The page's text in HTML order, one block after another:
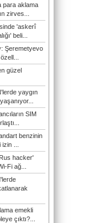
para aklama
zirves...
'askerî
beli...
Şeremetyevo
güzel
yaygın
SIM
benzinin
...
hacker'
Fi ağ...
emekli
çıktı?...